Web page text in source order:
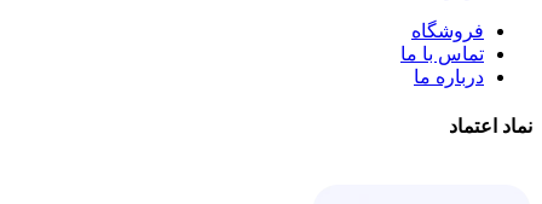
فروشگاه
تماس با ما
درباره ما
نماد اعتماد